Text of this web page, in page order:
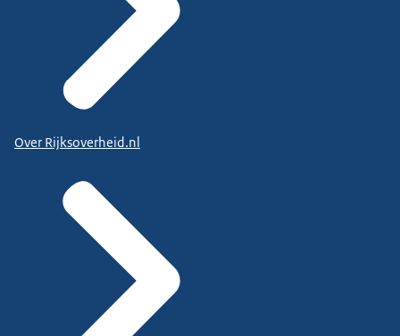
Over Rijksoverheid.nl